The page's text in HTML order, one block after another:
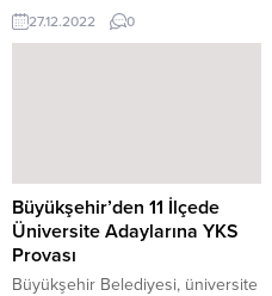
Küreme araçlarının dönüş
yapabilmesi için noktalar da
araçları da yollarda...
27.12.2022 0
Büyükşehir’den 11 İlçede
Üniversite Adaylarına YKS
Provası
Büyükşehir Belediyesi, üniversite